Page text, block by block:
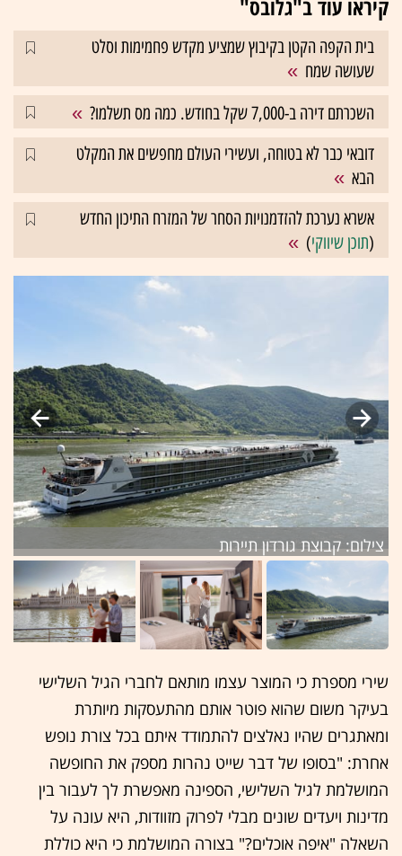
קיראו עוד ב"גלובס"
בית הקפה הקטן בקיבוץ שמציע מקדש פחמימות וסלט
שעושה שמח
השכרתם דירה ב-7,000 שקל בחודש. כמה מס תשלמו?
דובאי כבר לא בטוחה, ועשירי העולם מחפשים את המקלט
הבא
אשרא נערכת להזדמנויות הסחר של המזרח התיכון החדש
(תוכן שיווקי)
צילום: קבוצת גורדון תיירות
שירי מספרת כי המוצר עצמו מותאם לחברי הגיל השלישי
בעיקר משום שהוא פוטר אותם מהתעסקות מיותרת
ומאתגרים שהיו נאלצים להתמודד איתם בכל צורת נופש
אחרת: "בסופו של דבר שייט נהרות מספק את החופשה
המושלמת לגיל השלישי, הספינה מאפשרת לך לעבור בין
מדינות ויעדים שונים מבלי לפרוק מזוודות, היא עונה על
השאלה "איפה אוכלים?" בצורה המושלמת כי היא כוללת